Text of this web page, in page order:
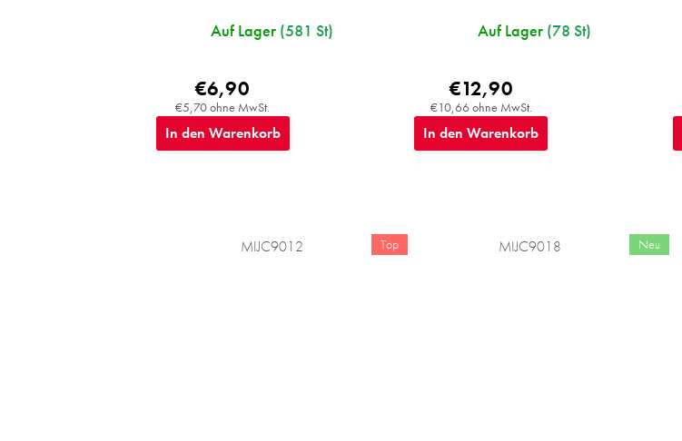
Auf Lager (581 St)
€5,70 ohne MwSt.
€6,90
In den Warenkorb
Auf Lager (78 St)
€10,66 ohne MwSt.
€12,90
In den Warenkorb
MIJC9012 Top MIJC9018 Neu